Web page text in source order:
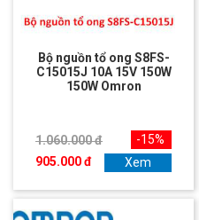
Bộ nguồn tổ ong S8FS-
C15015J 10A 15V 150W
150W Omron
1.060.000 đ
905.000 đ
-15%
Xem